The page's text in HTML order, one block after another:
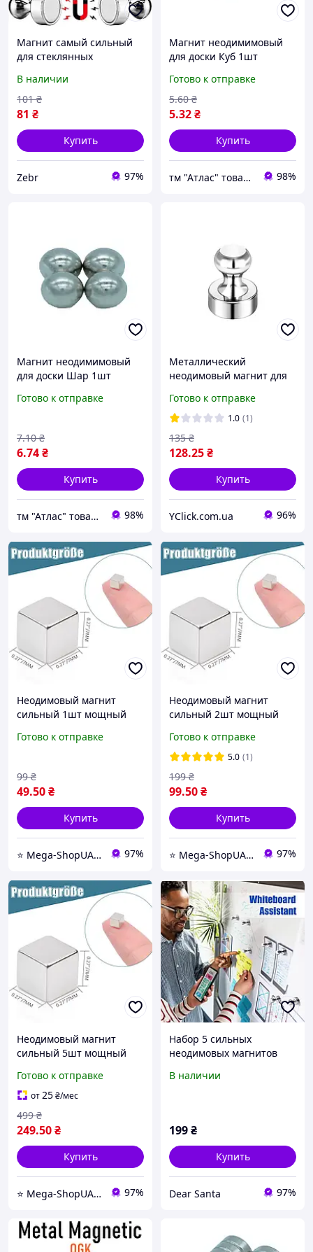
Магнит самый сильный
для стеклянных
досок для металлических
поверхностей и
металлической
маркерной доски
В наличии
81 ₴
101 ₴
Купить
Zebr 97%
Магнит неодимимовый
для доски Куб 1шт
Готово к отправке
5.32₴
5.60 ₴
Купить
тм "Атлас" товари від виробника 98%
Магнит неодимимовый
для доски Шар 1шт
Готово к отправке
6.74₴
7.10 ₴
Купить
тм "Атлас" товари від виробника 98%
Металлический
неодимовый магнит для
Metal Magnetic 1шт.
Готово к отправке
1.0 (1)
128.25₴
135 ₴
Купить
YClick.com.ua 96%
Неодимовый магнит
сильный 1шт мощный
холодильник, доску, для
Готово к отправке
49.50₴
99 ₴
Купить
⭐️ Mega-ShopUA.com.ua 97%
Неодимовый магнит
сильный 2шт мощный
холодильник, доску, для
крепления и фиксации
Готово к отправке
5.0 (1)
99.50₴
199 ₴
Купить
⭐️ Mega-ShopUA.com.ua 97%
Неодимовый магнит
сильный 5шт мощный
холодильник, доску, для
крепления и фиксации
Готово к отправке
от25₴/мес
249.50₴
499 ₴
Купить
⭐️ Mega-ShopUA.com.ua 97%
Набор 5 сильных
неодимовых магнитов
холодильника,
В наличии
199₴
Купить
Dear Santa 97%